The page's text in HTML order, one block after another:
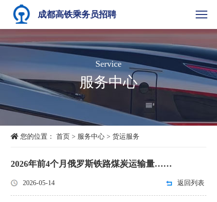
成都高铁乘务员招聘
Service
服务中心
您的位置：首页 > 服务中心 >货运服务
2026年前4个月俄罗斯铁路煤炭运输量……
2026-05-14 返回列表